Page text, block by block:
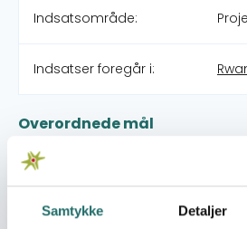
Samtykke Detaljer
Indsatsområde:
Indsatser foregår i:
Overordnede mål
En reduktion i den stigmatisering
udviklingshæmning og deres
således at de kan deltage som
samfundet i Rwanda.